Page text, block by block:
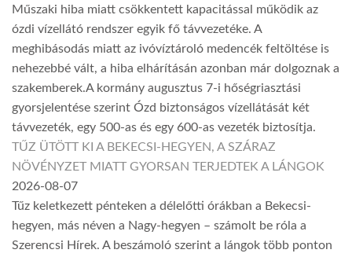
Műszaki hiba miatt csökkentett kapacitással működik az
ózdi vízellátó rendszer egyik fő távvezetéke. A
meghibásodás miatt az ivóvíztároló medencék feltöltése is
nehezebbé vált, a hiba elhárításán azonban már dolgoznak a
szakemberek.A kormány augusztus 7-i hőségriasztási
gyorsjelentése szerint Ózd biztonságos vízellátását két
távvezeték, egy 500-as és egy 600-as vezeték biztosítja.
TŰZ ÜTÖTT KI A BEKECSI-HEGYEN, A SZÁRAZ
NÖVÉNYZET MIATT GYORSAN TERJEDTEK A LÁNGOK
2026-08-07
Tűz keletkezett pénteken a délelőtti órákban a Bekecsi-
hegyen, más néven a Nagy-hegyen – számolt be róla a
Szerencsi Hírek. A beszámoló szerint a lángok több ponton